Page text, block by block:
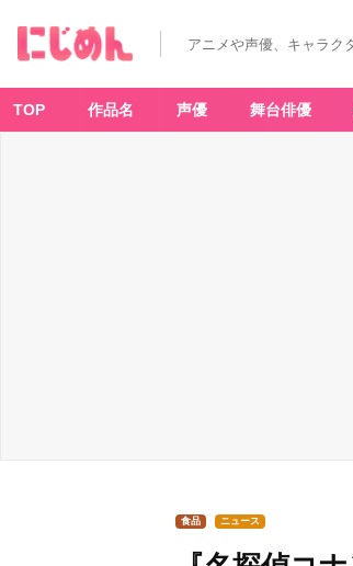
アニメや声優、キャラク
TOP 作品名 声優 舞台俳優
食品 ニュース